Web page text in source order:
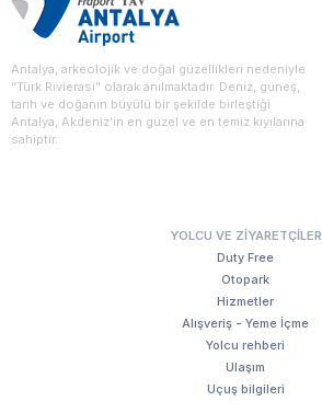
Antalya, arkeolojik ve doğal güzellikleri nedeniyle
“Türk Rivierası” olarak anılmaktadır. Deniz, güneş,
tarih ve doğanın büyülü bir şekilde birleştiği
Antalya, Akdeniz'in en güzel ve en temiz kıyılarına
sahiptir.
YOLCU VE ZIYARETÇILER
Duty Free
Otopark
Hizmetler
Alışveriş - Yeme İçme
Yolcu rehberi
Ulaşım
Uçuş bilgileri